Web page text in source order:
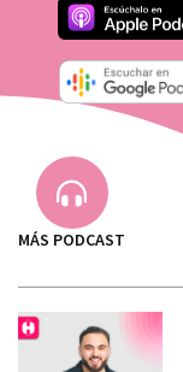
MÁS PODCAST